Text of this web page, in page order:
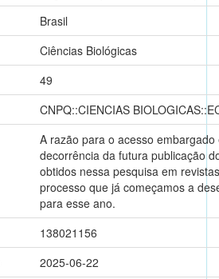
Brasil
Ciências Biológicas
49
CNPQ::CIENCIAS
A razão para o acesso embargado
decorrência da futura publicação
obtidos nessa pesquisa em
processo que já começamos a
para esse ano.
138021156
2025-06-22